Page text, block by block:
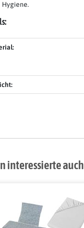
Hygiene.
interessierte auch